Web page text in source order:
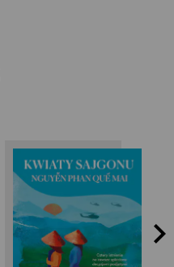
Nguyễn Phan Quế
Mai